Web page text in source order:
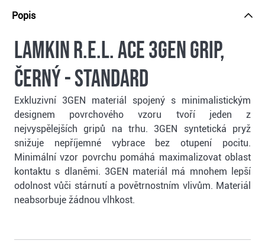
Popis
Lamkin R.E.L. Ace 3GEN grip,
černý - Standard
Exkluzivní 3GEN materiál spojený s minimalistickým
designem povrchového vzoru tvoří jeden z
nejvyspělejších gripů na trhu. 3GEN syntetická pryž
snižuje nepříjemné vybrace bez otupení pocitu.
Minimální vzor povrchu pomáhá maximalizovat oblast
kontaktu s dlaněmi. 3GEN materiál má mnohem lepší
odolnost vůči stárnutí a povětrnostním vlivům. Materiál
neabsorbuje žádnou vlhkost.